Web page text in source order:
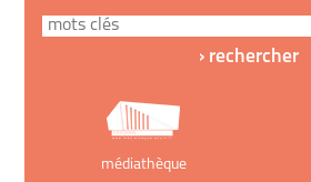
médiathèque